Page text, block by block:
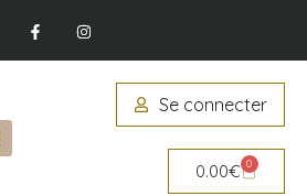
Se connecter
0.00€ 0